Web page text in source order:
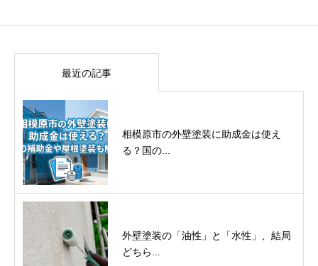
最近の記事
相模原市の外壁塗装に助成金は使え
る？国の...
外壁塗装の「油性」と「水性」、結局
どちら...